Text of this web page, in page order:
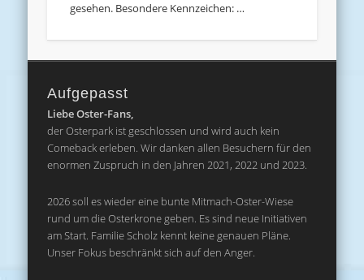
gesehen. Besondere Kennzeichen: …
Aufgepasst
Liebe Oster-Fans,
der Osterpark ist geschlossen und wird auch kein
Comeback erleben. Wir danken allen Besuchern für den
enormen Zuspruch in den Jahren 2021, 2022 und 2023.
2026 soll es wieder eine bunte Mitmach-Oster-Wiese
rund um die Osterkrone geben. Es sind neue Initiativen
am Start. Familie Scholz kennt keine genauen Pläne.
Unser Fokus beschränkt sich auf den Anger.